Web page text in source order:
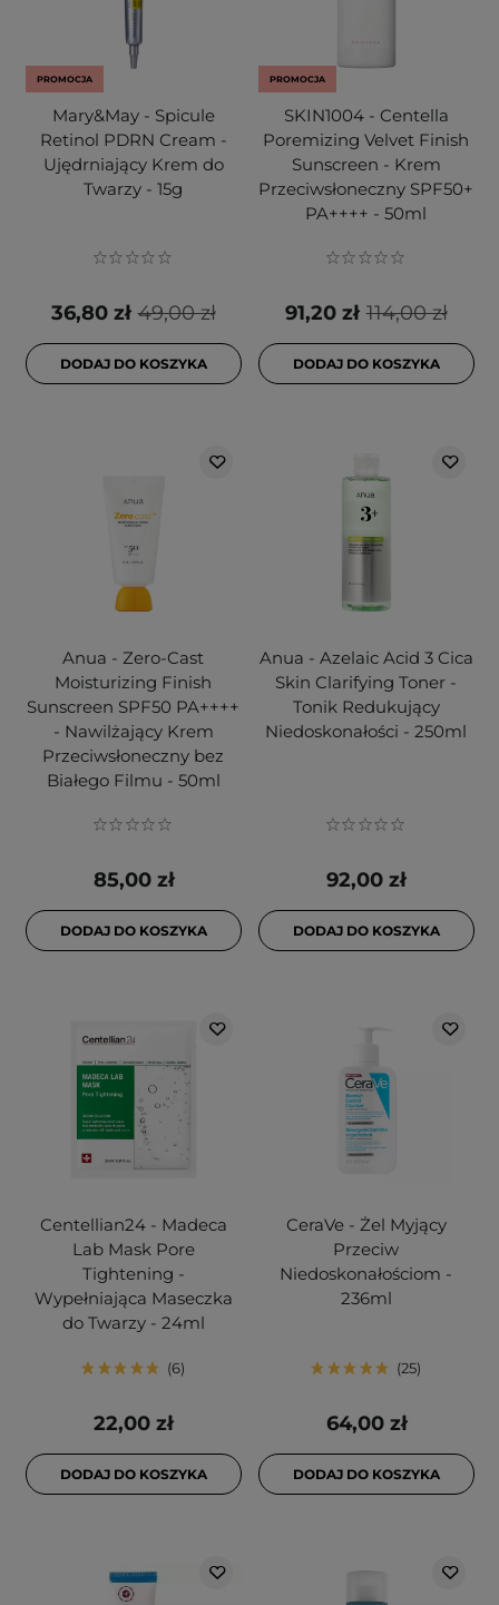
PROMOCJA
Mary&May - Spicule
Retinol PDRN Cream -
Ujędrniający Krem do
Twarzy - 15g
49,00 zł
36,80 zł
DODAJ DO KOSZYKA
PROMOCJA
SKIN1004 - Centella
Poremizing Velvet Finish
Sunscreen - Krem
Przeciwsłoneczny SPF50+
PA++++ - 50ml
114,00 zł
91,20 zł
DODAJ DO KOSZYKA
Anua - Zero-Cast
Moisturizing Finish
Sunscreen SPF50 PA++++
- Nawilżający Krem
Przeciwsłoneczny bez
Białego Filmu - 50ml
85,00 zł
DODAJ DO KOSZYKA
Anua - Azelaic Acid 3 Cica
Skin Clarifying Toner -
Tonik Redukujący
Niedoskonałości - 250ml
92,00 zł
DODAJ DO KOSZYKA
Centellian24 - Madeca
Lab Mask Pore
Tightening -
Wypełniająca Maseczka
do Twarzy - 24ml
6
22,00 zł
DODAJ DO KOSZYKA
CeraVe - Żel Myjący
Przeciw
Niedoskonałościom -
236ml
25
64,00 zł
DODAJ DO KOSZYKA